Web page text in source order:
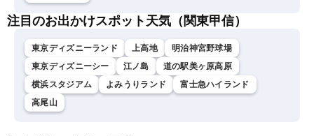
注目のお出かけスポット天気（関東甲信）
東京ディズニーランド 上高地
明治神宮野球場
東京ディズニーシー
江ノ島
道の駅美ヶ原高原
横浜スタジアム
よみうりランド
富士急ハイランド
高尾山